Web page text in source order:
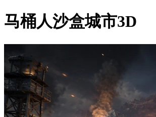
马桶人沙盒城市3D